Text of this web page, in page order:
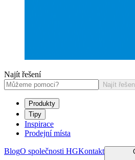
Najít řešení
Najít
Produkty
Tipy
Inspirace
Prodejní místa
BlogO společnosti HGKontakt